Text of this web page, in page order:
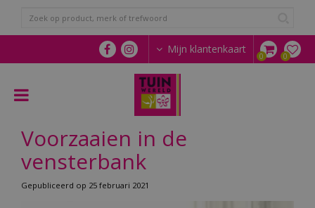
n
a
Mijn klantenkaart
Voorzaaien in de
vensterbank
Gepubliceerd op 25 februari 2021